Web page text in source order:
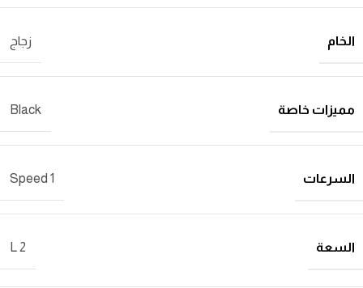
الخام زجاج
مميزات خاصة Black
السرعات 1 Speed
السعة 2 L